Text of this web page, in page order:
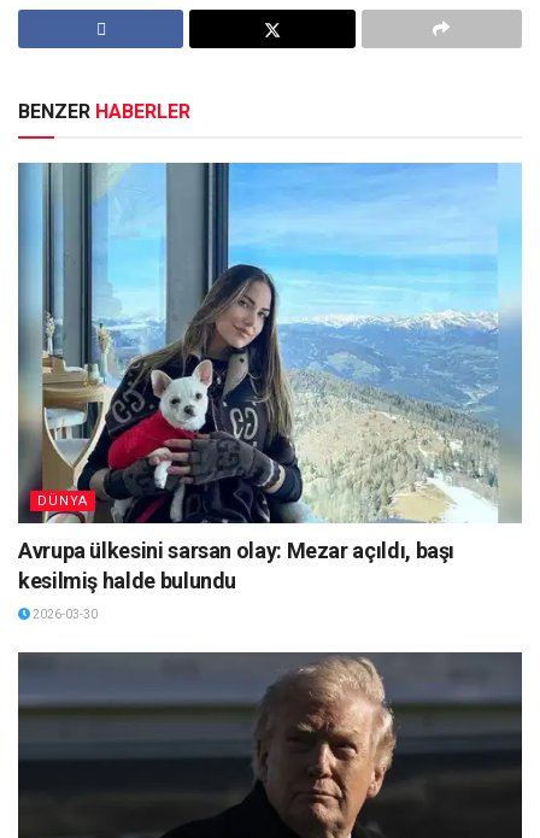
BENZER HABERLER
DÜNYA
Avrupa ülkesini sarsan olay: Mezar açıldı, başı
kesilmiş halde bulundu
2026-03-30